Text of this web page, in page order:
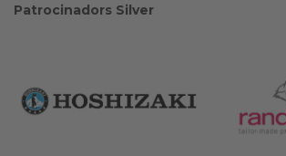
Patrocinadors Silver